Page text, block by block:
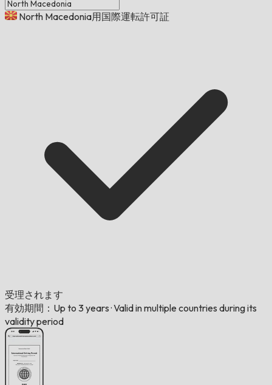
North Macedonia用国際運転許可証
受理されます
有効期間：Up to 3 years ·Valid in multiple countries during its
validity period